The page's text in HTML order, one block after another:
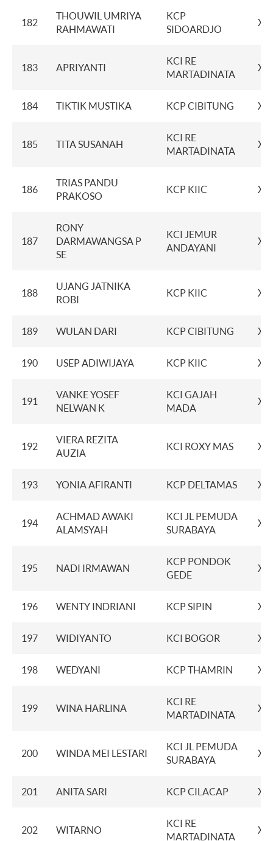
182
THOUWIL UMRIYA
RAHMAWATI
KCP
SIDOARDJO
183 APRIYANTI
KCI RE
MARTADINATA
184 TIKTIK MUSTIKA KCP CIBITUNG
185 TITA SUSANAH
KCI RE
MARTADINATA
186
TRIAS PANDU
PRAKOSO
KCP KIIC
187
RONY
DARMAWANGSA P
SE
KCI JEMUR
ANDAYANI
188
UJANG JATNIKA
ROBI
KCP KIIC
189 WULAN DARI KCP CIBITUNG
190 USEP ADIWIJAYA KCP KIIC
191
VANKE YOSEF
NELWAN K
KCI GAJAH
MADA
192
VIERA REZITA
AUZIA
KCI ROXY MAS
193 YONIA AFIRANTI KCP DELTAMAS
194
ACHMAD AWAKI
ALAMSYAH
KCI JL PEMUDA
SURABAYA
195 NADI IRMAWAN
KCP PONDOK
GEDE
196 WENTY INDRIANI KCP SIPIN
197 WIDIYANTO KCI BOGOR
198 WEDYANI KCP THAMRIN
199 WINA HARLINA
KCI RE
MARTADINATA
200 WINDA MEI LESTARI
KCI JL PEMUDA
SURABAYA
201 ANITA SARI KCP CILACAP
202 WITARNO
KCI RE
MARTADINATA